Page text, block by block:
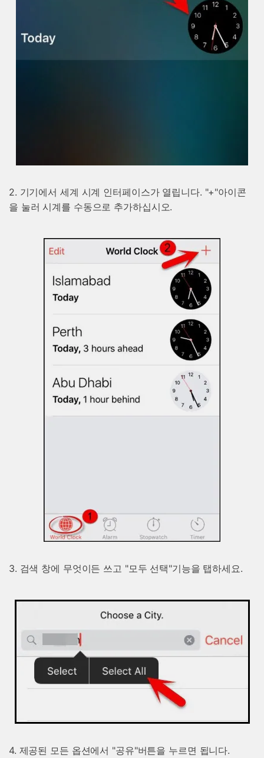
2. 기기에서 세계 시계 인터페이스가 열립니다. "+"아이콘
을 눌러 시계를 수동으로 추가하십시오.
3. 검색 창에 무엇이든 쓰고 "모두 선택"기능을 탭하세요.
4. 제공된 모든 옵션에서 "공유"버튼을 누르면 됩니다.